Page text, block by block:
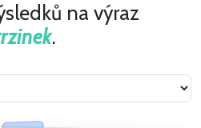
na výraz
.